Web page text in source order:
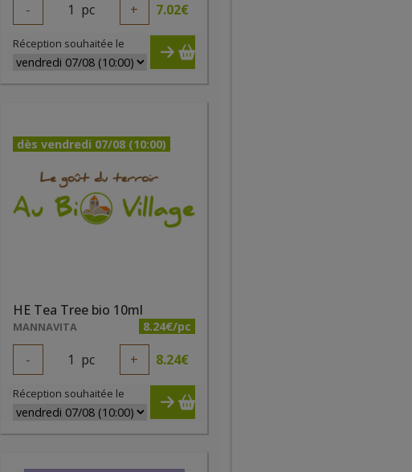
- 1 pc + 7.02€
Réception souhaitée le
dès vendredi 07/08 (10:00)
HE Tea Tree bio 10ml
MANNAVITA 8.24€/pc
- 1 pc + 8.24€
Réception souhaitée le